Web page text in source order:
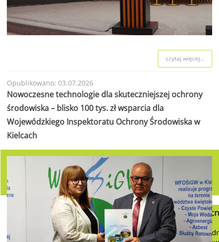
czytaj więcej...
Opublikowano: 03.07.2026
Nowoczesne technologie dla skuteczniejszej ochrony
środowiska – blisko 100 tys. zł wsparcia dla
Wojewódzkiego Inspektoratu Ochrony Środowiska w
Kielcach